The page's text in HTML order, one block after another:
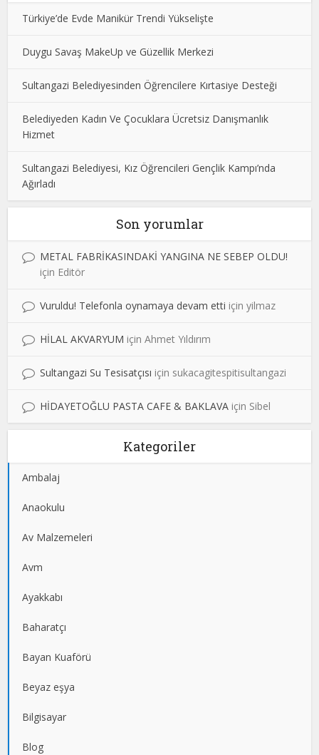
Türkiye’de Evde Manikür Trendi Yükselişte
Duygu Savaş MakeUp ve Güzellik Merkezi
Sultangazi Belediyesinden Öğrencilere Kırtasiye Desteği
Belediyeden Kadın Ve Çocuklara Ücretsiz Danışmanlık
Hizmet
Sultangazi Belediyesi, Kız Öğrencileri Gençlik Kampı’nda
Ağırladı
Son yorumlar
METAL FABRİKASINDAKİ YANGINA NE SEBEP OLDU!
için Editör
Vuruldu! Telefonla oynamaya devam etti içinyilmaz
HİLAL AKVARYUM içinAhmet Yıldırım
Sultangazi Su Tesisatçısı için sukacagitespitisultangazi
HİDAYETOĞLU PASTA CAFE & BAKLAVA için Sibel
Kategoriler
Ambalaj
Anaokulu
Av Malzemeleri
Avm
Ayakkabı
Baharatçı
Bayan Kuaförü
Beyaz eşya
Bilgisayar
Blog